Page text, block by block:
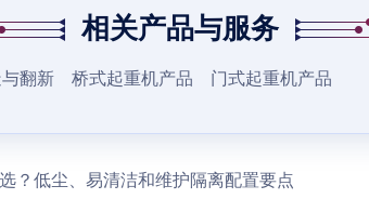
相关产品与服务
翻新 桥式起重机产品 门式起重机产品
？低尘、易清洁和维护隔离配置要点